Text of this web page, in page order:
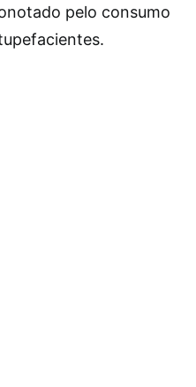
pelo consumo